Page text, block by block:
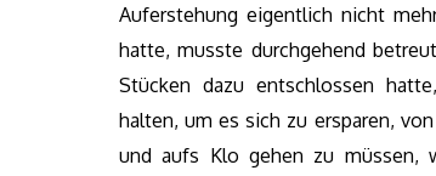
Auferstehung eigentlich nicht
hatte, musste durchgehend
Stücken dazu entschlossen
halten, um es sich zu ersparen,
und aufs Klo gehen zu müssen,